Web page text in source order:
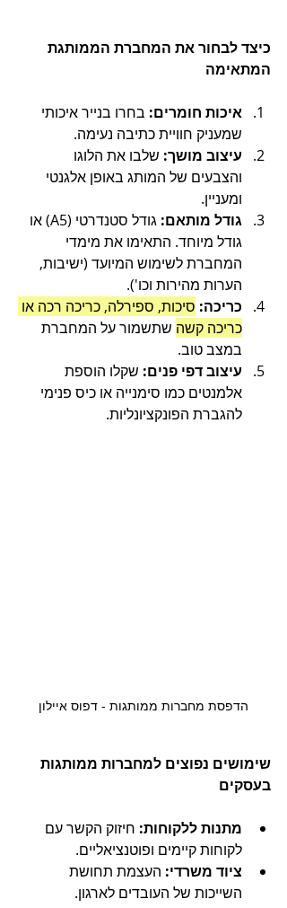
כיצד לבחור את המחברת הממותגת
המתאימה
איכות חומרים: בחרו בנייר איכותי
שמעניק חוויית כתיבה נעימה.
עיצוב מושך: שלבו את הלוגו
והצבעים של המותג באופן אלגנטי
ומעניין.
גודל מותאם:
גודל סטנדרטי (A5) או
גודל מיוחד. התאימו את מימדי
המחברת לשימוש המיועד (ישיבות,
הערות מהירות וכו').
כריכה: סיכות, ספירלה, כריכה רכה או
כריכה קשה שתשמור על המחברת
במצב טוב.
עיצוב דפי פנים: שקלו הוספת
אלמנטים כמו סימנייה או כיס פנימי
להגברת הפונקציונליות.
הדפסת מחברות ממותגות - דפוס איילון
שימושים נפוצים למחברות ממותגות
בעסקים
מתנות ללקוחות: חיזוק הקשר עם
לקוחות קיימים ופוטנציאליים.
ציוד משרדי: העצמת תחושת
השייכות של העובדים לארגון.